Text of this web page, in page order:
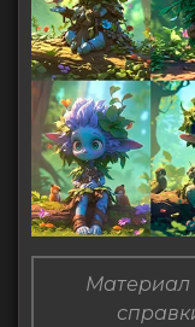
Материал